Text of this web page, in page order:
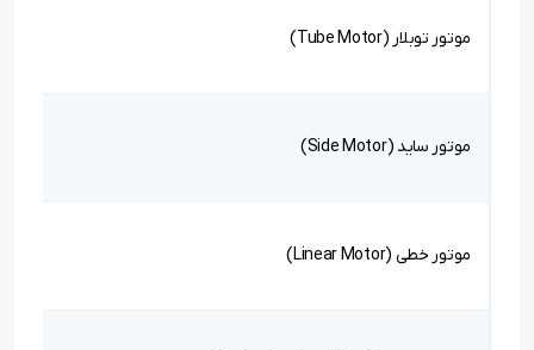
موتور توبلار (Tube Motor)
موتور ساید (Side Motor)
موتور خطی (Linear Motor)